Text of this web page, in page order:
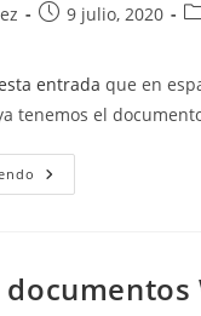
Publicación
entrada:
9 julio, 2020
entrada que en
tenemos el
Cambiar
Las
En